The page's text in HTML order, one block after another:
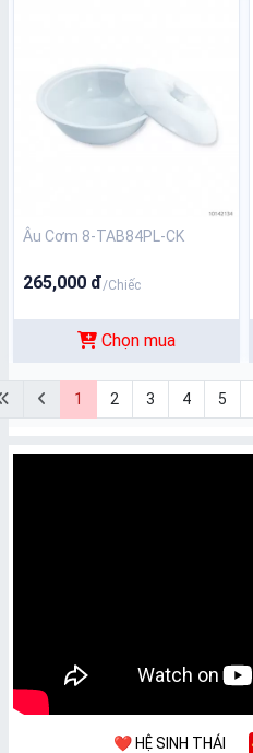
Âu Cơm 8-TAB84PL-CK
265,000 đ/Chiếc
Chọn mua
1 2 3 4 5
❤️ HỆ SINH THÁI